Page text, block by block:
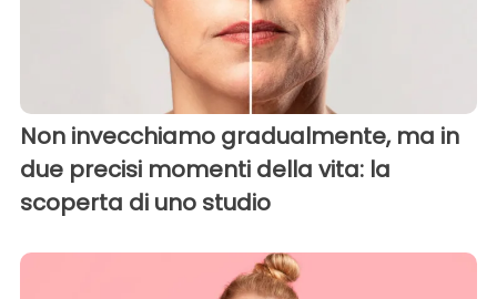
Non invecchiamo gradualmente, ma in
due precisi momenti della vita: la
scoperta di uno studio